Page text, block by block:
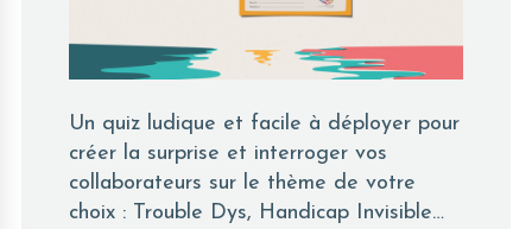
Un quiz ludique et facile à déployer pour
créer la surprise et interroger vos
collaborateurs sur le thème de votre
choix : Trouble Dys, Handicap Invisible…